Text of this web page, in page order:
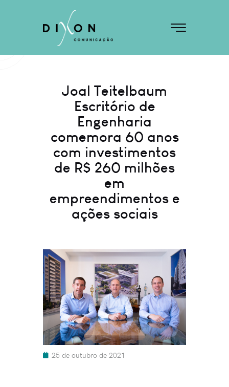
Joal Teitelbaum
Escritório de
Engenharia
comemora 60 anos
com investimentos
de R$ 260 milhões
em
empreendimentos e
ações sociais
25 de outubro de 2021